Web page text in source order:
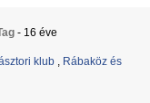
- 16 éve
klub , Rábaköz és